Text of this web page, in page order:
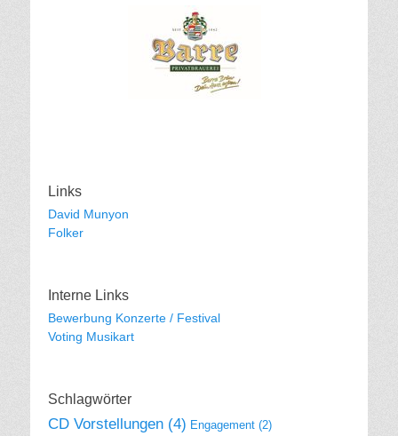
Links
David Munyon
Folker
Interne Links
Bewerbung Konzerte / Festival
Voting Musikart
Schlagwörter
CD Vorstellungen (4) Engagement (2)